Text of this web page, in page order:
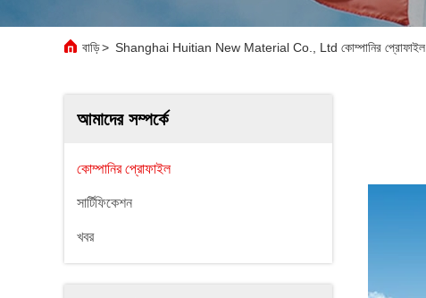
বাড়ি> Shanghai Huitian New Material Co., Ltd কোম্পানির প্রোফাইল
আমাদের সম্পর্কে
কোম্পানির প্রোফাইল
সার্টিফিকেশন
খবর